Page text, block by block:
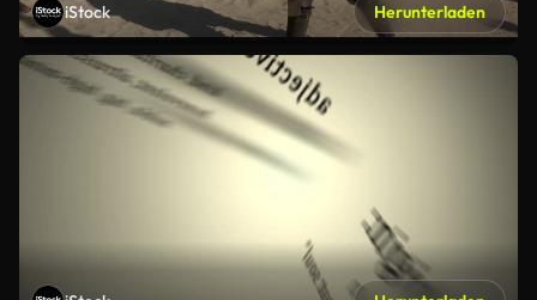
iStock Herunterladen